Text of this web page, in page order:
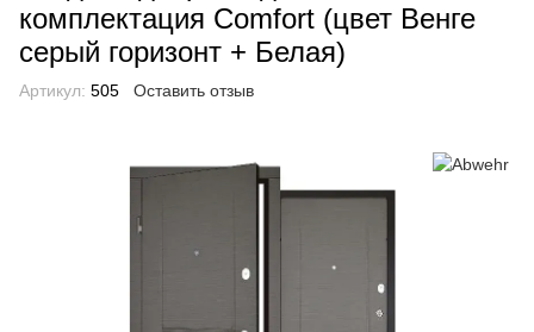
комплектация Comfort (цвет Венге
серый горизонт + Белая)
Артикул: 505 Оставить отзыв